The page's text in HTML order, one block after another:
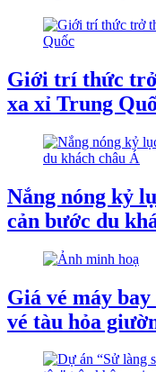
Giới trí thức
xa xỉ Trung
Nắng nóng kỷ
cản bước du
Giá vé máy
vé tàu hỏa